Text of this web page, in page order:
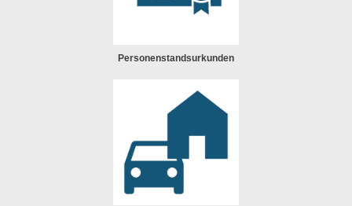
Personenstandsurkunden